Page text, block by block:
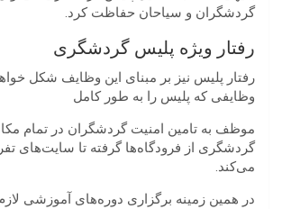
گردشگران و سیاحان حفاظت کرد.
رفتار ويژه پلیس گردشگری
رفتار پلیس نیز بر مبنای این وظایف شکل
وظایفی که پلیس را به طور کامل
موظف به تامین امنیت گردشگران در تمام
گردشگری از فرودگاه‌ها گرفته تا سایت‌های
می‌کند.
در همین زمینه برگزاری دوره‌های آموزشی لازم